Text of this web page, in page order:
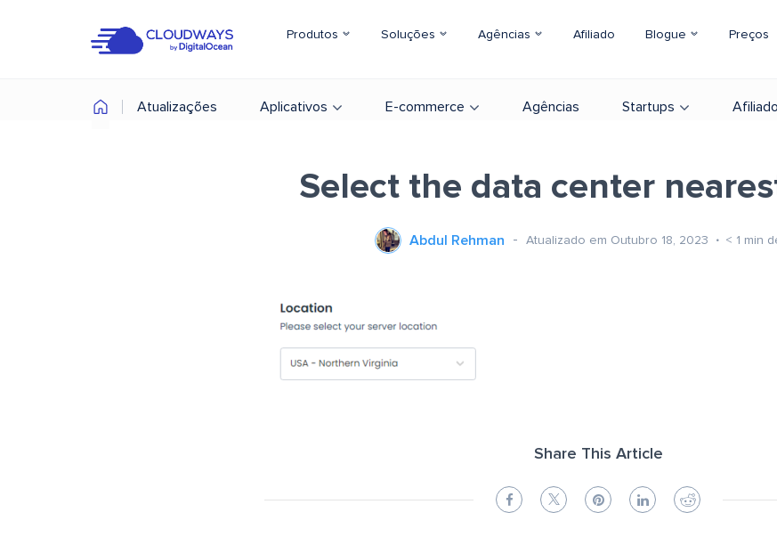
Produtos Soluções Agências Afiliado Blogue Preços
Atualizações Aplicativos E-commerce Agências Startups
Select the data center
Abdul Rehman Atualizado em Outubro 18, 2023 < 1 min
Share This Article